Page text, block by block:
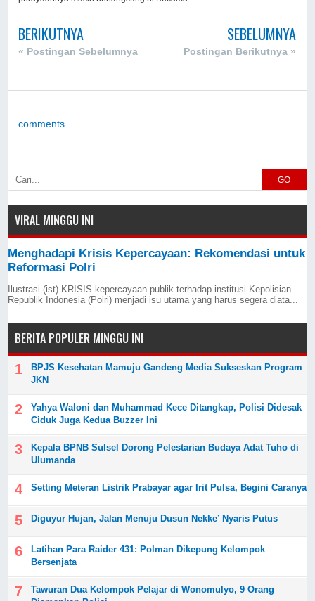
BERIKUTNYA
« Postingan Sebelumnya
SEBELUMNYA
Postingan Berikutnya »
comments
GO
VIRAL MINGGU INI
Menghadapi Krisis Kepercayaan: Rekomendasi untuk
Reformasi Polri
Ilustrasi (ist) KRISIS kepercayaan publik terhadap institusi Kepolisian
Republik Indonesia (Polri) menjadi isu utama yang harus segera diata...
BERITA POPULER MINGGU INI
BPJS Kesehatan Mamuju Gandeng Media Sukseskan Program
JKN
Yahya Waloni dan Muhammad Kece Ditangkap, Polisi Didesak
Ciduk Juga Kedua Buzzer Ini
Kepala BPNB Sulsel Dorong Pelestarian Budaya Adat Tuho di
Ulumanda
Setting Meteran Listrik Prabayar agar Irit Pulsa, Begini Caranya
Diguyur Hujan, Jalan Menuju Dusun Nekke’ Nyaris Putus
Latihan Para Raider 431: Polman Dikepung Kelompok
Bersenjata
Tawuran Dua Kelompok Pelajar di Wonomulyo, 9 Orang